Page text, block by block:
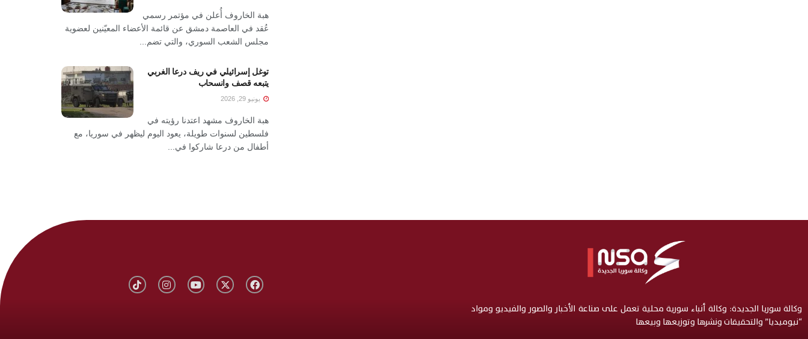
هبة الخاروف أُعلن في مؤتمر رسمي
عُقد في العاصمة دمشق عن قائمة الأعضاء المعيّنين لعضوية
مجلس الشعب السوري، والتي تضم...
توغل إسرائيلي في ريف درعا الغربي
يتبعه قصف وانسحاب
يونيو 29, 2026
هبة الخاروف مشهد اعتدنا رؤيته في
فلسطين لسنوات طويلة، يعود اليوم ليظهر في سوريا، مع
أطفال من درعا شاركوا في...
وكالة سوريا الجديدة: وكالة أنباء سورية محلية تعمل على صناعة الأخبار والصور والفيديو ومواد
“نيوميديا” والتحقيقات ونشرها وتوزيعها وبيعها